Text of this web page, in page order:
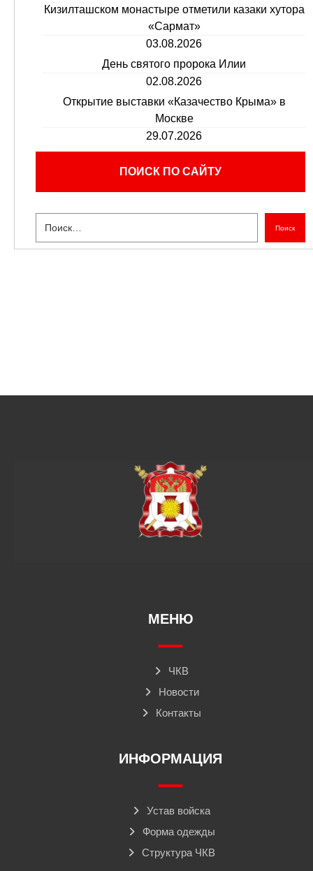
Кизилташском монастыре отметили казаки хутора
«Сармат»
03.08.2026
День святого пророка Илии
02.08.2026
Открытие выставки «Казачество Крыма» в
Москве
29.07.2026
ПОИСК ПО САЙТУ
Поиск
МЕНЮ
ЧКВ
Новости
Контакты
ИНФОРМАЦИЯ
Устав войска
Форма одежды
Структура ЧКВ